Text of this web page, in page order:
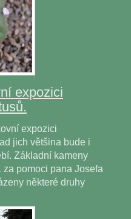
expozici
expozici
jich většina bude i
Základní kameny
pomoci pana Josefa
některé druhy